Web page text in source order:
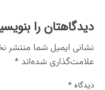
دیدگاهتان را
نشانی ایمیل شما منتشر
علامت‌گذاری شده‌اند*
دیدگاه*